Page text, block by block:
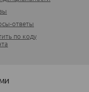
ответы
по коду